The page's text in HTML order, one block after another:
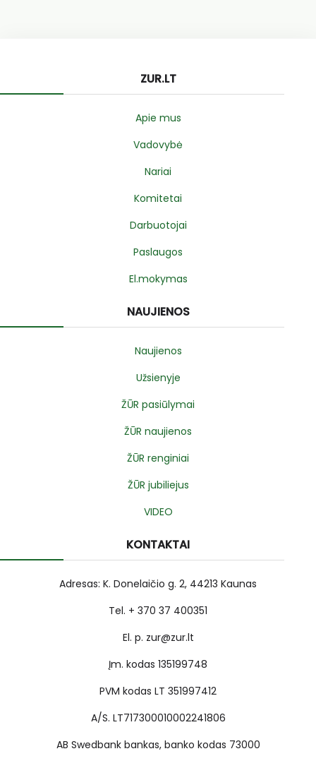
ZUR.LT
Apie mus
Vadovybė
Nariai
Komitetai
Darbuotojai
Paslaugos
El.mokymas
NAUJIENOS
Naujienos
Užsienyje
ŽŪR pasiūlymai
ŽŪR naujienos
ŽŪR renginiai
ŽŪR jubiliejus
VIDEO
KONTAKTAI
Adresas: K. Donelaičio g. 2, 44213 Kaunas
Tel. + 370 37 400351
El. p. zur@zur.lt
Įm. kodas 135199748
PVM kodas LT 351997412
A/S. LT717300010002241806
AB Swedbank bankas, banko kodas 73000